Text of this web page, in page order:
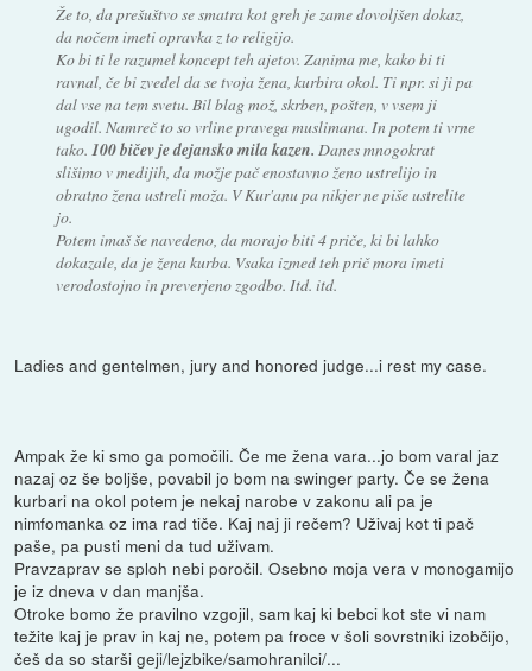
Že to, da prešuštvo se smatra kot greh je zame dovoljšen dokaz,
da nočem imeti opravka z to religijo.
Ko bi ti le razumel koncept teh ajetov. Zanima me, kako bi ti
ravnal, če bi zvedel da se tvoja žena, kurbira okol. Ti npr. si ji pa
dal vse na tem svetu. Bil blag mož, skrben, pošten, v vsem ji
ugodil. Namreč to so vrline pravega muslimana. In potem ti vrne
tako. 100 bičev je dejansko mila kazen. Danes mnogokrat
slišimo v medijih, da možje pač enostavno ženo ustrelijo in
obratno žena ustreli moža. V Kur'anu pa nikjer ne piše ustrelite
jo.
Potem imaš še navedeno, da morajo biti 4 priče, ki bi lahko
dokazale, da je žena kurba. Vsaka izmed teh prič mora imeti
verodostojno in preverjeno zgodbo. Itd. itd.
Ladies and gentelmen, jury and honored judge...i rest my case.
Ampak že ki smo ga pomočili. Če me žena vara...jo bom varal jaz
nazaj oz še boljše, povabil jo bom na swinger party. Če se žena
kurbari na okol potem je nekaj narobe v zakonu ali pa je
nimfomanka oz ima rad tiče. Kaj naj ji rečem? Uživaj kot ti pač
paše, pa pusti meni da tud uživam.
Pravzaprav se sploh nebi poročil. Osebno moja vera v monogamijo
je iz dneva v dan manjša.
Otroke bomo že pravilno vzgojil, sam kaj ki bebci kot ste vi nam
težite kaj je prav in kaj ne, potem pa froce v šoli sovrstniki izobčijo,
češ da so starši geji/lejzbike/samohranilci/...